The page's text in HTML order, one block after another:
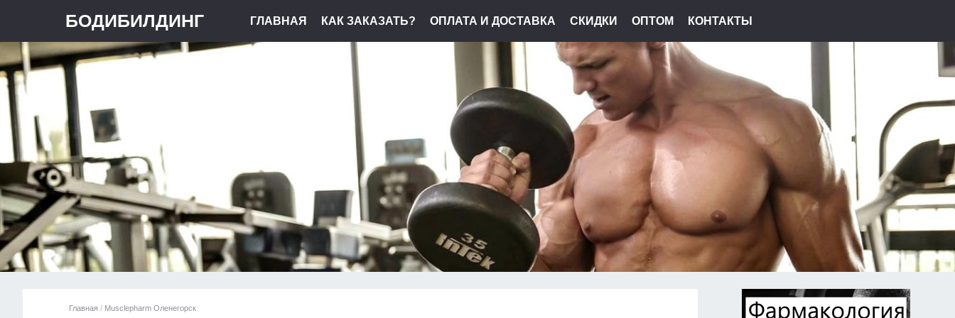
БОДИБИЛДИНГ ГЛАВНАЯ КАК ЗАКАЗАТЬ? ОПЛАТА И ДОСТАВКА СКИДКИ ОПТОМ КОНТАКТЫ
Главная / Musclepharm Оленегорск